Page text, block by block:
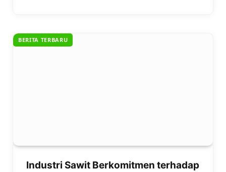
BERITA TERBARU
Industri Sawit Berkomitmen terhadap